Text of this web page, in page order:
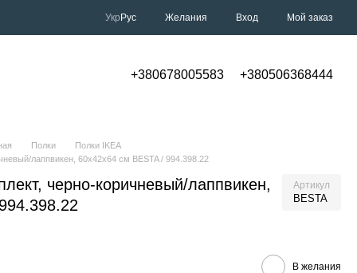
Укр Рус Желания Вход Мой заказ
+380678005583 +380506368444
Полки
Полки IKEA
лаппвикен, 60x42x64 см BESTA / 994.398.22
черно-коричневый/лаппвикен,
Артикул
BESTA
В желания